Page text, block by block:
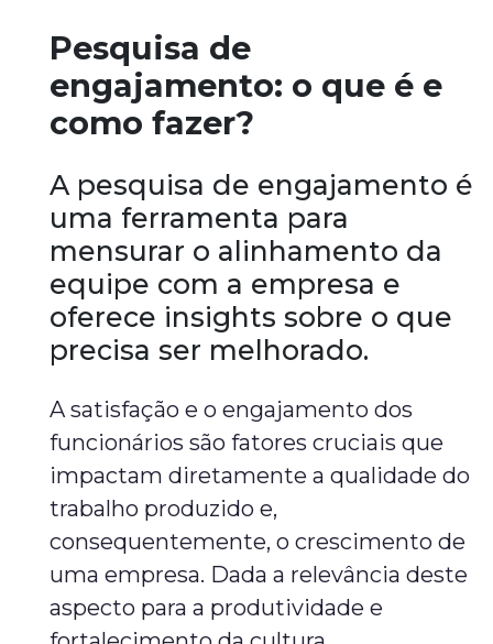
Pesquisa de
engajamento: o que é e
como fazer?
A pesquisa de engajamento é
uma ferramenta para
mensurar o alinhamento da
equipe com a empresa e
oferece insights sobre o que
precisa ser melhorado.
A satisfação e o engajamento dos
funcionários são fatores cruciais que
impactam diretamente a qualidade do
trabalho produzido e,
consequentemente, o crescimento de
uma empresa. Dada a relevância deste
aspecto para a produtividade e